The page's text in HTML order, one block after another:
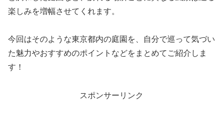
楽しみを増幅させてくれます。
今回はそのような東京都内の庭園を、自分で巡って気づい
た魅力やおすすめのポイントなどをまとめてご紹介しま
す！
スポンサーリンク